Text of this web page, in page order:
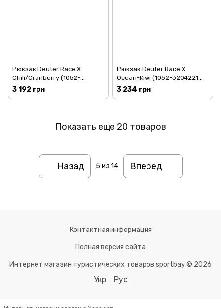
Рюкзак Deuter Race X
Chili/Cranberry (1052-
3207118 5557)
3 192 грн
Рюкзак Deuter Race X
Ocean-Kiwi (1052-3204221
1335)
3 234 грн
Показать еще 20 товаров
Назад 5 из 14 Вперед
Контактная информация
Полная версия сайта
Интернет магазин туристических товаров sportbay © 2026
Укр Рус